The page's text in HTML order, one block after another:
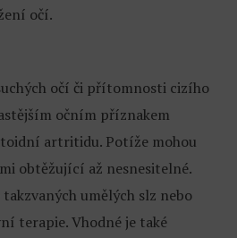
očí.
očí či přítomnosti cizího
očním příznakem
artritidu. Potíže mohou
obtěžující až nesnesitelné.
umělých slz nebo
terapie. Vhodné je také